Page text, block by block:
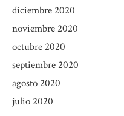
diciembre 2020
noviembre 2020
octubre 2020
septiembre 2020
agosto 2020
julio 2020